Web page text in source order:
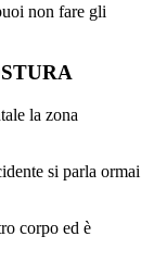
non fare gli
la zona
si parla ormai
corpo ed è